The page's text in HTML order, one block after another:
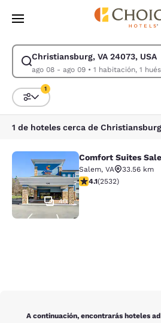
Pasar A Contenido Principal
Christiansburg, VA 24073, USA
ago 08 - ago 09• 1 habitación,
Modificar la búsqueda de
Ordenar y filtrar
1
Comfort Suites
40
Comfort Suites
Salem, VA
33.56 km
calificación de 4.13
4.1(2532)
A continuación, encontrarás hoteles